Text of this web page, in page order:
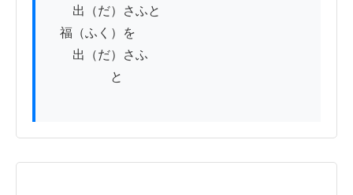
出（だ）さふと
福（ふく）を
出（だ）さふ
と